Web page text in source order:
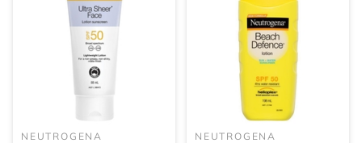
NEUTROGENA NEUTROGENA